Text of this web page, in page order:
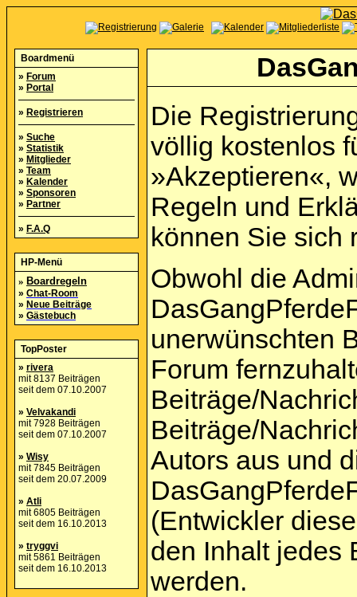
Boardmenü
» Forum
» Portal
» Registrieren
» Suche
» Statistik
» Mitglieder
» Team
» Kalender
» Sponsoren
» Partner
» F.A.Q
HP-Menü
» Boardregeln
» Chat-Room
» Neue Beiträge
» Gästebuch
TopPoster
» rivera
mit 8137 Beiträgen
seit dem 07.10.2007
» Velvakandi
mit 7928 Beiträgen
seit dem 07.10.2007
» Wisy
mit 7845 Beiträgen
seit dem 20.07.2009
» Atli
mit 6805 Beiträgen
seit dem 16.10.2013
» tryggvi
mit 5861 Beiträgen
seit dem 16.10.2013
Die
völlig kostenlos
»Akzeptieren«,
Regeln und
können Sie sich
Obwohl die
unerwünschten
Forum
Beiträge/
Beiträge/
Autors aus und
(Entwickler
den Inhalt jedes
werden.